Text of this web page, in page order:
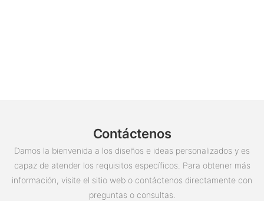
Contáctenos
Damos la bienvenida a los diseños e ideas personalizados y es
capaz de atender los requisitos específicos. Para obtener más
información, visite el sitio web o contáctenos directamente con
preguntas o consultas.